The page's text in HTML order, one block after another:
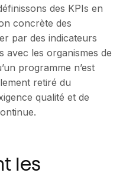
des KPIs en
concrète des
par des indicateurs
avec les organismes de
programme n’est
retiré du
qualité et de
les